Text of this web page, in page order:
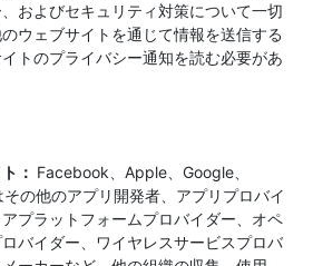
およびセキュリティ対策について一切
ウェブサイトを通じて情報を送信する
トのプライバシー通知を読む必要があ
： Facebook、Apple、Google、
の他のアプリ開発者、アプリプロバイ
プラットフォームプロバイダー、オペ
バイダー、ワイヤレスサービスプロバ